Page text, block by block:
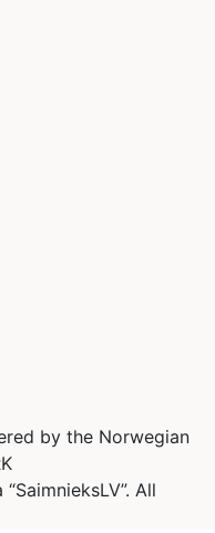
by the Norwegian
All